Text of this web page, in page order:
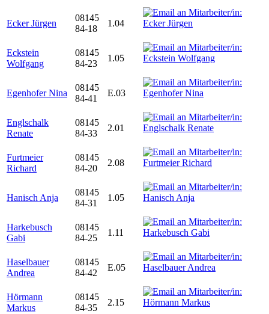
Ecker Jürgen
08145
84-18
1.04
Eckstein
Wolfgang
08145
84-23
1.05
Egenhofer Nina
08145
84-41
E.03
Englschalk
Renate
08145
84-33
2.01
Furtmeier
Richard
08145
84-20
2.08
Hanisch Anja
08145
84-31
1.05
Harkebusch
Gabi
08145
84-25
1.11
Haselbauer
Andrea
08145
84-42
E.05
Hörmann
Markus
08145
84-35
2.15